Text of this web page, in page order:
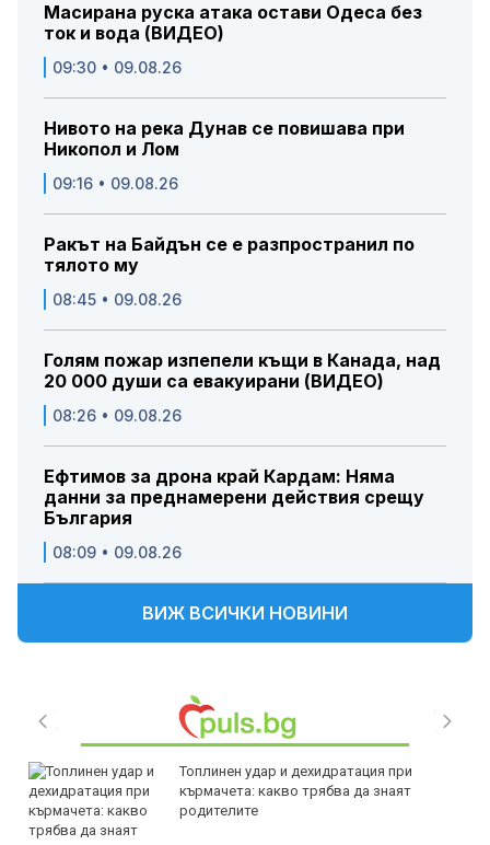
Масирана руска атака остави Одеса без
ток и вода (ВИДЕО)
09:30 • 09.08.26
Нивото на река Дунав се повишава при
Никопол и Лом
09:16 • 09.08.26
Ракът на Байдън се е разпространил по
тялото му
08:45 • 09.08.26
Голям пожар изпепели къщи в Канада, над
20 000 души са евакуирани (ВИДЕО)
08:26 • 09.08.26
Ефтимов за дрона край Кардам: Няма
данни за преднамерени действия срещу
България
08:09 • 09.08.26
ВИЖ ВСИЧКИ НОВИНИ
Топлинен удар и дехидратация при
кърмачета: какво трябва да знаят
родителите